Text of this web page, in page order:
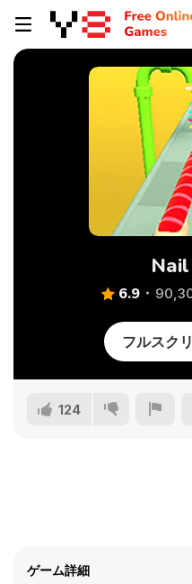
6.9
フルスク
124
ゲーム詳細